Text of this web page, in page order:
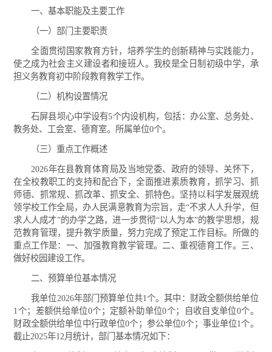
一、基本职能及主要工作
（一）部门主要职责
全面贯彻国家教育方针，培养学生的创新精神与实践能力，
使之成为社会主义建设者和接班人。我校是全日制初级中学，承
担义务教育初中阶段教育教学工作。
（二）机构设置情况
石屏县坝心中学设有5个内设机构，包括：办公室、总务处、
教务处、工会室、德育室。所属单位0个。
（三）重点工作概述
2026年在县教育体育局及当地党委、政府的领导、关怀下，
在全校教职工的支持和配合下，全面推进素质教育，抓学习、抓
师德、抓常规、抓改革、抓安全、抓特色。坚持以科学发展观统
领学校工作全局，办人民满意教育为宗旨，走“不求人人升学，但
求人人成才”的办学之路，进一步贯彻“以人为本”的教学思想，规
范教育管理，提升教学质量，努力完成了预定工作目标。所做的
重点工作是：一、加强教育教学管理。二、重视德育工作。三、
做好校园建设工作。
二、预算单位基本情况
我单位2026年部门预算单位共1个。其中：财政全额供给单位
1个；差额供给单位0个；定额补助单位0个；自收自支单位0个。
财政全额供给单位中行政单位0个；参公单位0个；事业单位1个。
截止2025年12月统计，部门基本情况如下：